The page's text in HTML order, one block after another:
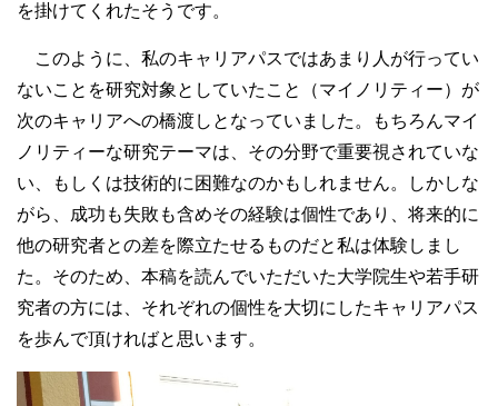
を掛けてくれたそうです。
このように、私のキャリアパスではあまり人が行ってい
ないことを研究対象としていたこと（マイノリティー）が
次のキャリアへの橋渡しとなっていました。もちろんマイ
ノリティーな研究テーマは、その分野で重要視されていな
い、もしくは技術的に困難なのかもしれません。しかしな
がら、成功も失敗も含めその経験は個性であり、将来的に
他の研究者との差を際立たせるものだと私は体験しまし
た。そのため、本稿を読んでいただいた大学院生や若手研
究者の方には、それぞれの個性を大切にしたキャリアパス
を歩んで頂ければと思います。